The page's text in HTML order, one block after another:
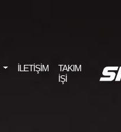
İLETİŞİM
TAKIM
İŞİ